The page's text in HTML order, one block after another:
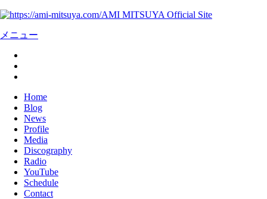
AMI MITSUYA Official Site
メニュー
Home
Blog
News
Profile
Media
Discography
Radio
YouTube
Schedule
Contact